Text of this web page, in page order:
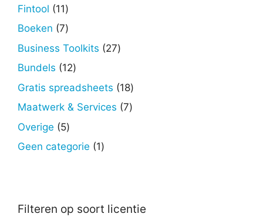
Fintool 1111
producten
Boeken 77
producten
Business Toolkits 2727
Bundels 1212
producten
Gratis spreadsheets 1818
producten
Maatwerk & Services 77
Overige 55
producten
Geen categorie 11
Filteren op soort licentie